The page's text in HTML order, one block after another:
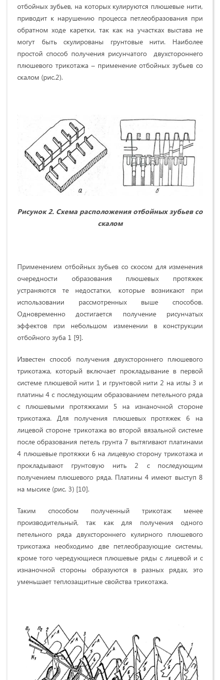
отбойных зубьев, на которых кулируются плюшевые нити,
приводит к нарушению процесса петлеобразования при
обратном ходе каретки, так как на участках выстава не
могут быть скулированы грунтовые нити. Наиболее
простой способ получения рисунчатого двухстороннего
плюшевого трикотажа – применение отбойных зубьев со
скалом (рис.2).
Рисунок 2. Схема расположения отбойных зубьев со
скалом
Применением отбойных зубьев со скосом для изменения
очередности образования плюшевых протяжек
устраняются те недостатки, которые возникают при
использовании рассмотренных выше способов.
Одновременно достигается получение рисунчатых
эффектов при небольшом изменении в конструкции
отбойного зуба 1 [9].
Известен способ получения двухстороннего плюшевого
трикотажа, который включает прокладывание в первой
системе плюшевой нити 1 и грунтовой нити 2 на иглы 3 и
платины 4 с последующим образованием петельного ряда
с плюшевыми протяжками 5 на изнаночной стороне
трикотажа. Для получения плюшевых протяжек 6 на
лицевой стороне трикотажа во второй вязальной системе
после образования петель грунта 7 вытягивают платинами
4 плюшевые протяжки 6 на лицевую сторону трикотажа и
прокладывают грунтовую нить 2 с последующим
получением плюшевого ряда. Платины 4 имеют выступ 8
на мысике (рис. 3) [10].
Таким способом полученный трикотаж менее
производительный, так как для получения одного
петельного ряда двухстороннего кулирного плюшевого
трикотажа необходимо две петлеобразующие системы,
кроме того чередующиеся плюшевые ряды с лицевой и с
изнаночной стороны образуются в разных рядах, это
уменьшает теплозащитные свойства трикотажа.